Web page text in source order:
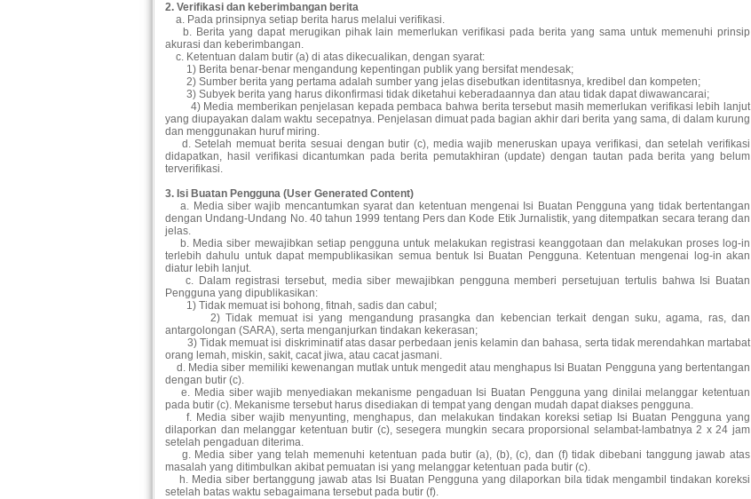
2. Verifikasi dan keberimbangan berita
a. Pada prinsipnya setiap berita harus melalui verifikasi.
b. Berita yang dapat merugikan pihak lain memerlukan verifikasi pada berita yang sama untuk memenuhi prinsip
akurasi dan keberimbangan.
c. Ketentuan dalam butir (a) di atas dikecualikan, dengan syarat:
1) Berita benar-benar mengandung kepentingan publik yang bersifat mendesak;
2) Sumber berita yang pertama adalah sumber yang jelas disebutkan identitasnya, kredibel dan kompeten;
3) Subyek berita yang harus dikonfirmasi tidak diketahui keberadaannya dan atau tidak dapat diwawancarai;
4) Media memberikan penjelasan kepada pembaca bahwa berita tersebut masih memerlukan verifikasi lebih lanjut
yang diupayakan dalam waktu secepatnya. Penjelasan dimuat pada bagian akhir dari berita yang sama, di dalam kurung
dan menggunakan huruf miring.
d. Setelah memuat berita sesuai dengan butir (c), media wajib meneruskan upaya verifikasi, dan setelah verifikasi
didapatkan, hasil verifikasi dicantumkan pada berita pemutakhiran (update) dengan tautan pada berita yang belum
terverifikasi.
3. Isi Buatan Pengguna (User Generated Content)
a. Media siber wajib mencantumkan syarat dan ketentuan mengenai Isi Buatan Pengguna yang tidak bertentangan
dengan Undang-Undang No. 40 tahun 1999 tentang Pers dan Kode Etik Jurnalistik, yang ditempatkan secara terang dan
jelas.
b. Media siber mewajibkan setiap pengguna untuk melakukan registrasi keanggotaan dan melakukan proses log-in
terlebih dahulu untuk dapat mempublikasikan semua bentuk Isi Buatan Pengguna. Ketentuan mengenai log-in akan
diatur lebih lanjut.
c. Dalam registrasi tersebut, media siber mewajibkan pengguna memberi persetujuan tertulis bahwa Isi Buatan
Pengguna yang dipublikasikan:
1) Tidak memuat isi bohong, fitnah, sadis dan cabul;
2) Tidak memuat isi yang mengandung prasangka dan kebencian terkait dengan suku, agama, ras, dan
antargolongan (SARA), serta menganjurkan tindakan kekerasan;
3) Tidak memuat isi diskriminatif atas dasar perbedaan jenis kelamin dan bahasa, serta tidak merendahkan martabat
orang lemah, miskin, sakit, cacat jiwa, atau cacat jasmani.
d. Media siber memiliki kewenangan mutlak untuk mengedit atau menghapus Isi Buatan Pengguna yang bertentangan
dengan butir (c).
e. Media siber wajib menyediakan mekanisme pengaduan Isi Buatan Pengguna yang dinilai melanggar ketentuan
pada butir (c). Mekanisme tersebut harus disediakan di tempat yang dengan mudah dapat diakses pengguna.
f. Media siber wajib menyunting, menghapus, dan melakukan tindakan koreksi setiap Isi Buatan Pengguna yang
dilaporkan dan melanggar ketentuan butir (c), sesegera mungkin secara proporsional selambat-lambatnya 2 x 24 jam
setelah pengaduan diterima.
g. Media siber yang telah memenuhi ketentuan pada butir (a), (b), (c), dan (f) tidak dibebani tanggung jawab atas
masalah yang ditimbulkan akibat pemuatan isi yang melanggar ketentuan pada butir (c).
h. Media siber bertanggung jawab atas Isi Buatan Pengguna yang dilaporkan bila tidak mengambil tindakan koreksi
setelah batas waktu sebagaimana tersebut pada butir (f).